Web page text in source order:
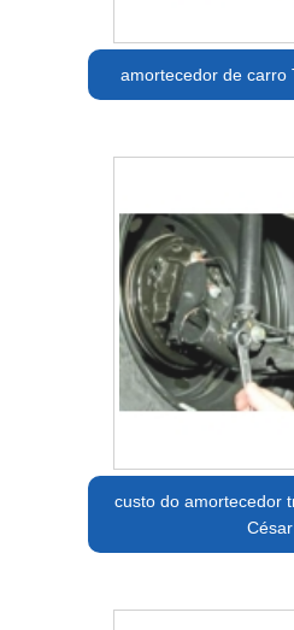
amortecedor de carro
custo do amortecedor
César